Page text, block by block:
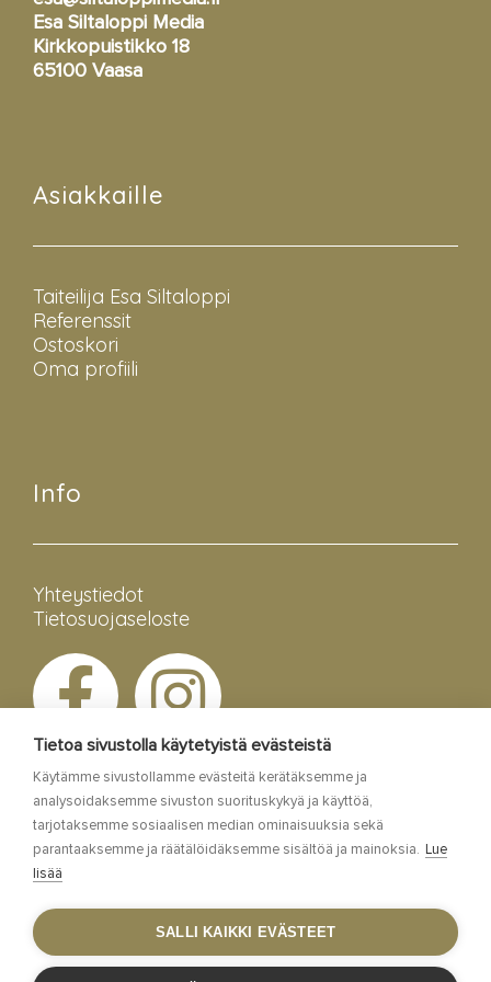
Esa Siltaloppi Media
Kirkkopuistikko 18
65100 Vaasa
Asiakkaille
Taiteilija Esa Siltaloppi
Referenssit
Ostoskori
Oma profiili
Info
Yhteystiedot
Tietosuojaseloste
Esa Siltaloppi Media
Site byWebAula
Tietoa sivustolla käytetyistä evästeistä
Käytämme sivustollamme evästeitä kerätäksemme ja
analysoidaksemme sivuston suorituskykyä ja käyttöä,
tarjotaksemme sosiaalisen median ominaisuuksia sekä
parantaaksemme ja räätälöidäksemme sisältöä ja mainoksia.
Lue
lisää
SALLI KAIKKI EVÄSTEET